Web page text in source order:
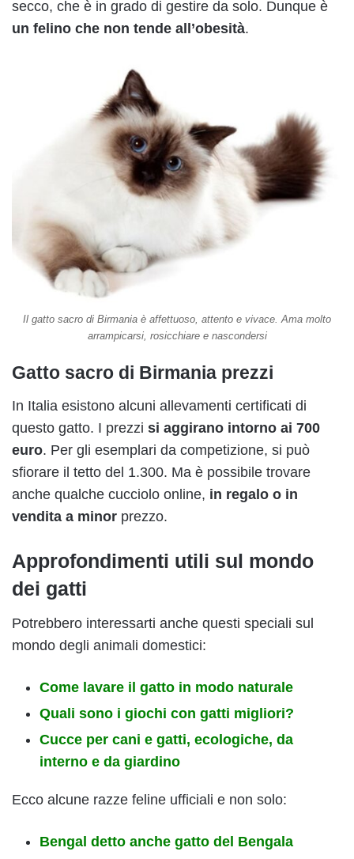
secco, che è in grado di gestire da solo. Dunque è
un felino che non tende all’obesità.
Il gatto sacro di Birmania è affettuoso, attento e vivace. Ama molto
arrampicarsi, rosicchiare e nascondersi
Gatto sacro di Birmania prezzi
In Italia esistono alcuni allevamenti certificati di
questo gatto. I prezzi si aggirano intorno ai 700
euro. Per gli esemplari da competizione, si può
sfiorare il tetto del 1.300. Ma è possibile trovare
anche qualche cucciolo online, in regalo o in
vendita a minor prezzo.
Approfondimenti utili sul mondo
dei gatti
Potrebbero interessarti anche questi speciali sul
mondo degli animali domestici:
Come lavare il gatto in modo naturale
Quali sono i giochi con gatti migliori?
Cucce per cani e gatti, ecologiche, da
interno e da giardino
Ecco alcune razze feline ufficiali e non solo:
Bengal detto anche gatto del Bengala